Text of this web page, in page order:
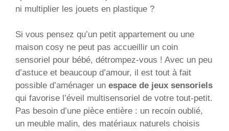
ni multiplier les jouets en plastique ?
Si vous pensez qu’un petit appartement ou une
maison cosy ne peut pas accueillir un coin
sensoriel pour bébé, détrompez-vous ! Avec un peu
d’astuce et beaucoup d’amour, il est tout à fait
possible d’aménager un espace de jeux sensoriels
qui favorise l’éveil multisensoriel de votre tout-petit.
Pas besoin d’une pièce entière : un recoin oublié,
un meuble malin, des matériaux naturels choisis